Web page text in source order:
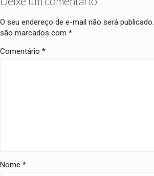
O seu endereço de e-mail não será publicado.
são marcados com *
Comentário *
Nome *